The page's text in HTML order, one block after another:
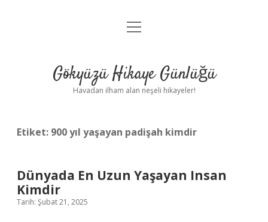
Anasayfa
Yasal Uyarı
menüyü
Gökyüzü Hikaye Günlüğü
Havadan ilham alan neşeli hikayeler!
Etiket: 900 yıl yaşayan padişah kimdir
Dünyada En Uzun Yaşayan Insan
Kimdir
Tarih: Şubat 21, 2025